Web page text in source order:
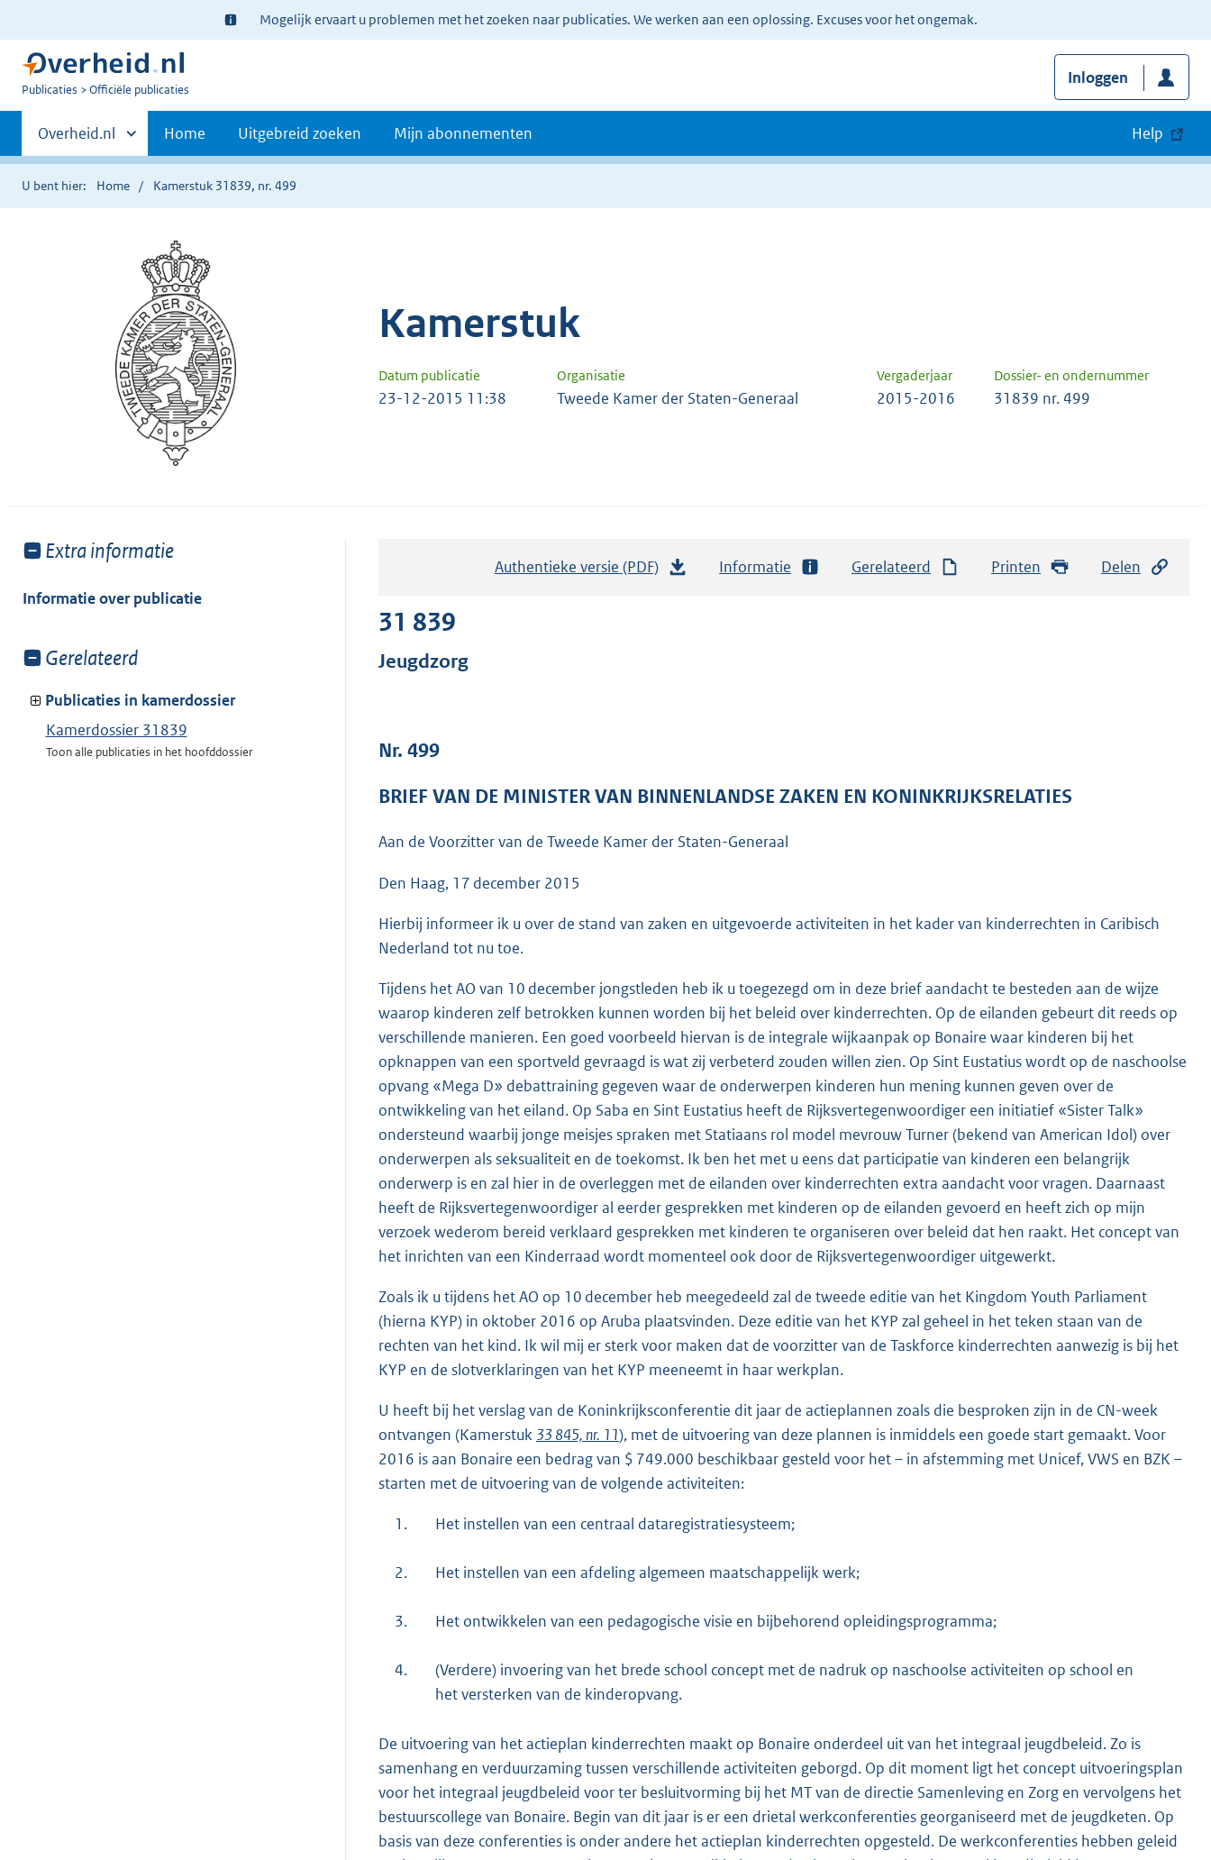
Ter
informatie:
Mogelijk ervaart u problemen met het zoeken naar publicaties. We werken aan een oplossing. Excuses voor het ongemak.
U
Publicaties Officiële publicaties
Inloggen
Primaire
navigatie
Andere
sites
binnen
Overheid.nl Home Uitgebreid zoeken Mijn abonnementen Help
U bent hier: Home Kamerstuk 31839, nr. 499
Kamerstuk
Datum publicatie Organisatie Vergaderjaar Dossier- en ondernummer
23-12-2015 11:38 Tweede Kamer der Staten-Generaal 2015-2016 31839 nr. 499
Toon
van:
Extra informatie
Informatie over publicatie
Toon
van:
Gerelateerd
Publicaties in kamerdossier
Kamerdossier 31839
Toon alle publicaties in het hoofddossier
Authentieke versie (PDF)
r
o
:
4
b
Informatie Gerelateerd Printen Delen
31 839
Jeugdzorg
Nr. 499
BRIEF VAN DE MINISTER VAN BINNENLANDSE ZAKEN EN KONINKRIJKSRELATIES
Aan de Voorzitter van de Tweede Kamer der Staten-Generaal
Den Haag, 17 december 2015
Hierbij informeer ik u over de stand van zaken en uitgevoerde activiteiten in het kader van kinderrechten in Caribisch
Nederland tot nu toe.
Tijdens het AO van 10 december jongstleden heb ik u toegezegd om in deze brief aandacht te besteden aan de wijze
waarop kinderen zelf betrokken kunnen worden bij het beleid over kinderrechten. Op de eilanden gebeurt dit reeds op
verschillende manieren. Een goed voorbeeld hiervan is de integrale wijkaanpak op Bonaire waar kinderen bij het
opknappen van een sportveld gevraagd is wat zij verbeterd zouden willen zien. Op Sint Eustatius wordt op de naschoolse
opvang «Mega D» debattraining gegeven waar de onderwerpen kinderen hun mening kunnen geven over de
ontwikkeling van het eiland. Op Saba en Sint Eustatius heeft de Rijksvertegenwoordiger een initiatief «Sister Talk»
ondersteund waarbij jonge meisjes spraken met Statiaans rol model mevrouw Turner (bekend van American Idol) over
onderwerpen als seksualiteit en de toekomst. Ik ben het met u eens dat participatie van kinderen een belangrijk
onderwerp is en zal hier in de overleggen met de eilanden over kinderrechten extra aandacht voor vragen. Daarnaast
heeft de Rijksvertegenwoordiger al eerder gesprekken met kinderen op de eilanden gevoerd en heeft zich op mijn
verzoek wederom bereid verklaard gesprekken met kinderen te organiseren over beleid dat hen raakt. Het concept van
het inrichten van een Kinderraad wordt momenteel ook door de Rijksvertegenwoordiger uitgewerkt.
Zoals ik u tijdens het AO op 10 december heb meegedeeld zal de tweede editie van het Kingdom Youth Parliament
(hierna KYP) in oktober 2016 op Aruba plaatsvinden. Deze editie van het KYP zal geheel in het teken staan van de
rechten van het kind. Ik wil mij er sterk voor maken dat de voorzitter van de Taskforce kinderrechten aanwezig is bij het
KYP en de slotverklaringen van het KYP meeneemt in haar werkplan.
U heeft bij het verslag van de Koninkrijksconferentie dit jaar de actieplannen zoals die besproken zijn in de CN-week
ontvangen (Kamerstuk 33 845, nr. 11), met de uitvoering van deze plannen is inmiddels een goede start gemaakt. Voor
2016 is aan Bonaire een bedrag van $ 749.000 beschikbaar gesteld voor het – in afstemming met Unicef, VWS en BZK –
starten met de uitvoering van de volgende activiteiten:
1. Het instellen van een centraal dataregistratiesysteem;
2. Het instellen van een afdeling algemeen maatschappelijk werk;
3. Het ontwikkelen van een pedagogische visie en bijbehorend opleidingsprogramma;
4.
(Verdere) invoering van het brede school concept met de nadruk op naschoolse activiteiten op school en
het versterken van de kinderopvang.
De uitvoering van het actieplan kinderrechten maakt op Bonaire onderdeel uit van het integraal jeugdbeleid. Zo is
samenhang en verduurzaming tussen verschillende activiteiten geborgd. Op dit moment ligt het concept uitvoeringsplan
voor het integraal jeugdbeleid voor ter besluitvorming bij het MT van de directie Samenleving en Zorg en vervolgens het
bestuurscollege van Bonaire. Begin van dit jaar is er een drietal werkconferenties georganiseerd met de jeugdketen. Op
basis van deze conferenties is onder andere het actieplan kinderrechten opgesteld. De werkconferenties hebben geleid